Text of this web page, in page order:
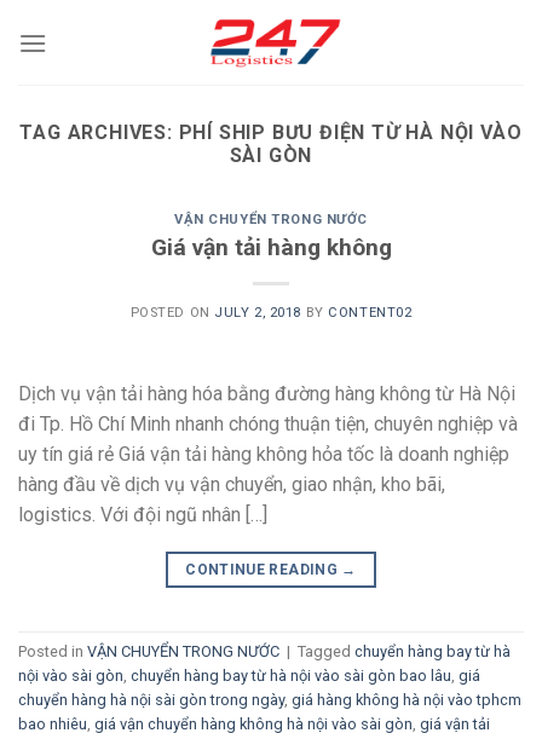
TAG ARCHIVES: PHÍ SHIP BƯU ĐIỆN TỪ HÀ NỘI VÀO
SÀI GÒN
VẬN CHUYỂN TRONG NƯỚC
Giá vận tải hàng không
POSTED ON JULY 2, 2018 BY CONTENT02
Dịch vụ vận tải hàng hóa bằng đường hàng không từ Hà Nội
đi Tp. Hồ Chí Minh nhanh chóng thuận tiện, chuyên nghiệp và
uy tín giá rẻ Giá vận tải hàng không hỏa tốc là doanh nghiệp
hàng đầu về dịch vụ vận chuyển, giao nhận, kho bãi,
logistics. Với đội ngũ nhân […]
CONTINUE READING →
Posted in VẬN CHUYỂN TRONG NƯỚC | Tagged chuyển hàng bay từ hà
nội vào sài gòn chuyển hàng bay từ hà nội vào sài gòn bao lâu giá
chuyển hàng hà nội sài gòn trong ngày, giá hàng không hà nội vào tphcm
bao nhiêu giá vận chuyển hàng không hà nội vào sài gòn giá vận tải